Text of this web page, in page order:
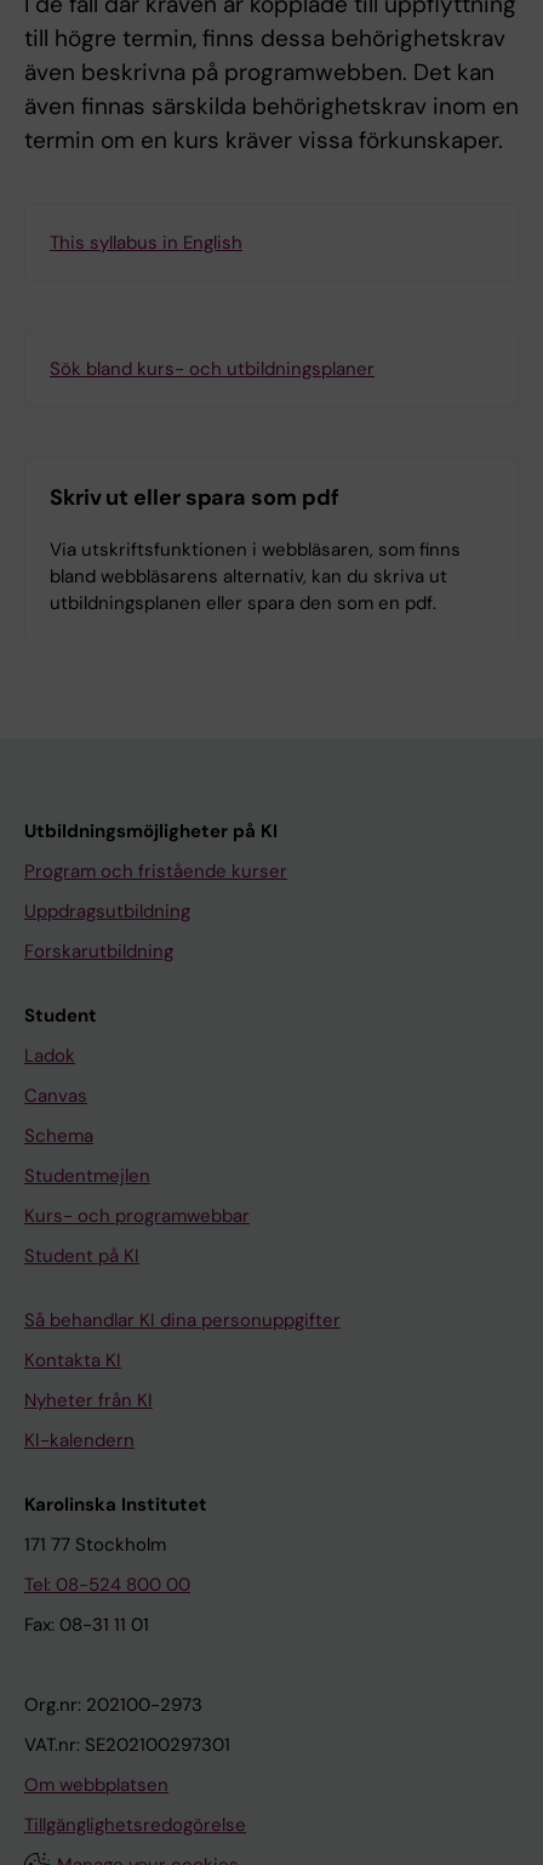
till högre termin, finns dessa behörighetskrav
även beskrivna på programwebben. Det kan
även finnas särskilda behörighetskrav inom en
termin om en kurs kräver vissa förkunskaper.
This syllabus in English
Sök bland kurs- och utbildningsplaner
Skriv ut eller spara som pdf
Via utskriftsfunktionen i webbläsaren, som finns
bland webbläsarens alternativ, kan du skriva ut
utbildningsplanen eller spara den som en pdf.
Utbildningsmöjligheter på KI
Program och fristående kurser
Uppdragsutbildning
Forskarutbildning
Student
Ladok
Canvas
Schema
Studentmejlen
Kurs- och programwebbar
Student på KI
Så behandlar KI dina personuppgifter
Kontakta KI
Nyheter från KI
KI-kalendern
Karolinska Institutet
171 77 Stockholm
Tel: 08-524 800 00
Fax: 08-31 11 01
Org.nr: 202100-2973
VAT.nr: SE202100297301
Om webbplatsen
Tillgänglighetsredogörelse